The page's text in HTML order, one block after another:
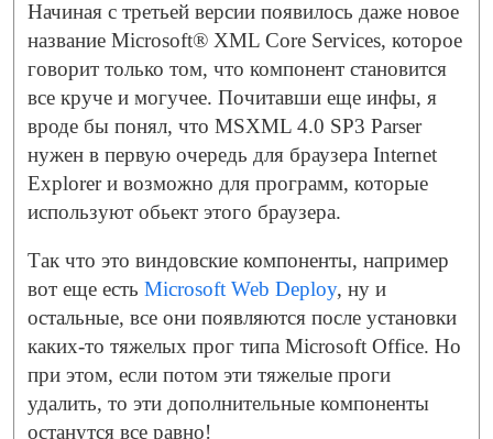
Начиная с третьей версии появилось даже новое
название Microsoft® XML Core Services, которое
говорит только том, что компонент становится
все круче и могучее. Почитавши еще инфы, я
вроде бы понял, что MSXML 4.0 SP3 Parser
нужен в первую очередь для браузера Internet
Explorer и возможно для программ, которые
используют обьект этого браузера.
Так что это виндовские компоненты, например
вот еще есть Microsoft Web Deploy, ну и
остальные, все они появляются после установки
каких-то тяжелых прог типа Microsoft Office. Но
при этом, если потом эти тяжелые проги
удалить, то эти дополнительные компоненты
останутся все равно!